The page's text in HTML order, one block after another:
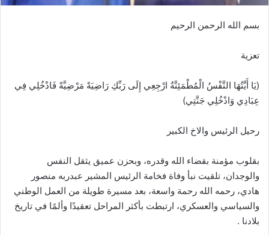
‏بسم الله الرحمن الرحيم
تعزية
(يَا أَيَّتُهَا النَّفْسُ الْمُطْمَئِنَّةُ ارْجِعِي إِلَى رَبِّكِ رَاضِيَةً مَرْضِيَّةً فَادْخُلِي فِي
عِبَادِي وَادْخُلِي جَنَّتِي)
رحيل الرئيس والاخ الكبير
بقلوب مؤمنة بقضاء الله وقدره، وبحزن عميق يثقل النفس
والوجدان، تلقيت نبأ وفاة فخامة الرئيس المشير عبدربه منصور
هادي، رحمه الله رحمة واسعة، بعد مسيرة طويلة من العمل الوطني
والسياسي والعسكري، ارتبطت بأكثر المراحل تعقيدًا وألمًا في تاريخ
بلادنا .